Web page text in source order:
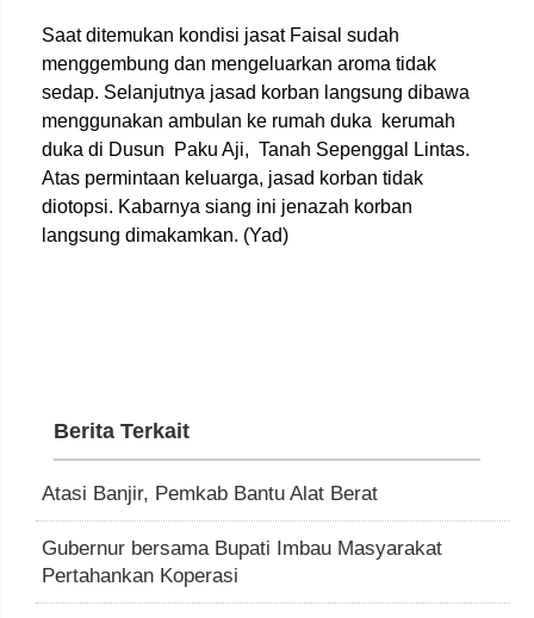
Saat ditemukan kondisi jasat Faisal sudah
menggembung dan mengeluarkan aroma tidak
sedap. Selanjutnya jasad korban langsung dibawa
menggunakan ambulan ke rumah duka kerumah
duka di Dusun Paku Aji, Tanah Sepenggal Lintas.
Atas permintaan keluarga, jasad korban tidak
diotopsi. Kabarnya siang ini jenazah korban
langsung dimakamkan. (Yad)
Berita Terkait
Atasi Banjir, Pemkab Bantu Alat Berat
Gubernur bersama Bupati Imbau Masyarakat
Pertahankan Koperasi